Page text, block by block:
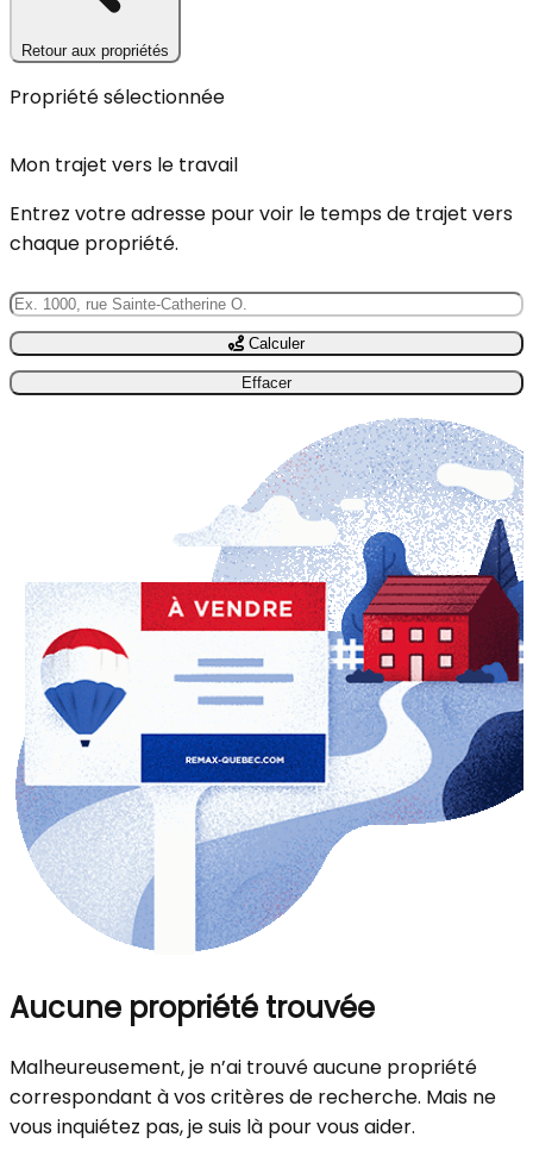
Retour aux propriétés
Propriété sélectionnée
Mon trajet vers le travail
Entrez votre adresse pour voir le temps de trajet vers
chaque propriété.
Calculer
Effacer
Aucune propriété trouvée
Malheureusement, je n’ai trouvé aucune propriété
correspondant à vos critères de recherche. Mais ne
vous inquiétez pas, je suis là pour vous aider.